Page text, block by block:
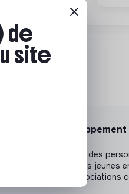
e de
contre l'isolement des
à disposition des jeunes
les structures/associations
de
site